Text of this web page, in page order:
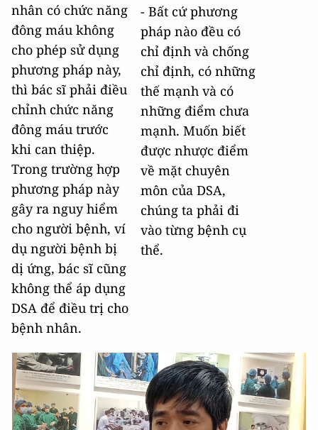
nhân có chức năng
đông máu không
cho phép sử dụng
phương pháp này,
thì bác sĩ phải điều
chỉnh chức năng
đông máu trước
khi can thiệp.
Trong trường hợp
phương pháp này
gây ra nguy hiểm
cho người bệnh, ví
dụ người bệnh bị
dị ứng, bác sĩ cũng
không thể áp dụng
DSA để điều trị cho
bệnh nhân.
- Bất cứ phương
pháp nào đều có
chỉ định và chống
chỉ định, có những
thế mạnh và có
những điểm chưa
mạnh. Muốn biết
được nhược điểm
về mặt chuyên
môn của DSA,
chúng ta phải đi
vào từng bệnh cụ
thể.